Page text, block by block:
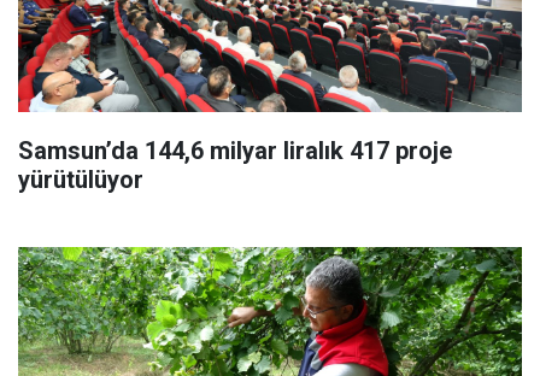
Samsun’da 144,6 milyar liralık 417 proje
yürütülüyor